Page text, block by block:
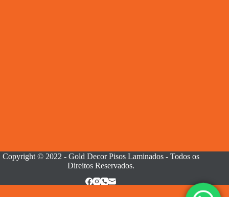
Copyright © 2022 - Gold Decor Pisos Laminados - Todos os
Direitos Reservados.